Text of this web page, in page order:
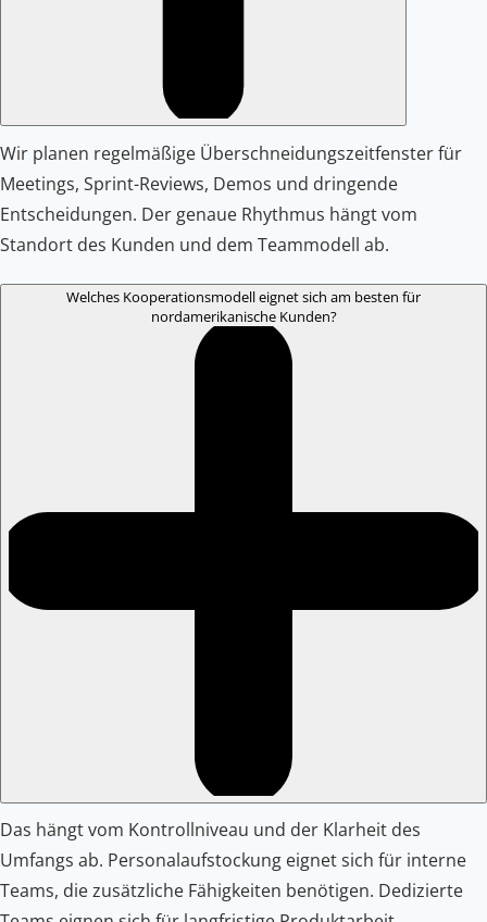
Wir planen regelmäßige Überschneidungszeitfenster für
Meetings, Sprint-Reviews, Demos und dringende
Entscheidungen. Der genaue Rhythmus hängt vom
Standort des Kunden und dem Teammodell ab.
Welches Kooperationsmodell eignet sich am besten für
nordamerikanische Kunden?
Das hängt vom Kontrollniveau und der Klarheit des
Umfangs ab. Personalaufstockung eignet sich für interne
Teams, die zusätzliche Fähigkeiten benötigen. Dedizierte